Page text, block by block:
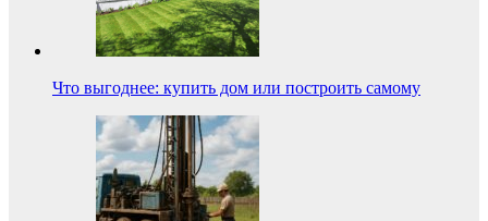
Что выгоднее: купить дом или построить самому